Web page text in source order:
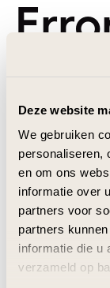
Deze website
We gebruiken
personaliseren,
en om ons
informatie over
partners voor
partners
informatie die u
verzameld op